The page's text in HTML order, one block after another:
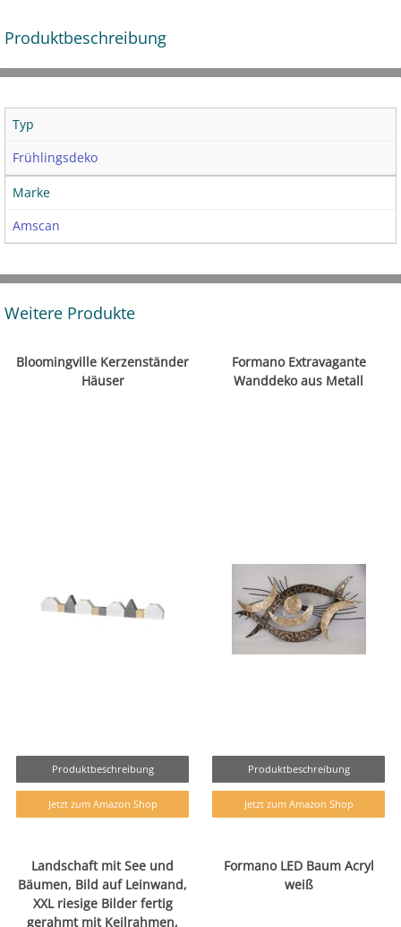
Produktbeschreibung
Typ
Frühlingsdeko
Marke
Amscan
Weitere Produkte
Bloomingville Kerzenständer
Häuser
Produktbeschreibung
Jetzt zum Amazon Shop
Formano Extravagante
Wanddeko aus Metall
Produktbeschreibung
Jetzt zum Amazon Shop
Landschaft mit See und
Bäumen, Bild auf Leinwand,
XXL riesige Bilder fertig
gerahmt mit Keilrahmen,
Formano LED Baum Acryl
weiß